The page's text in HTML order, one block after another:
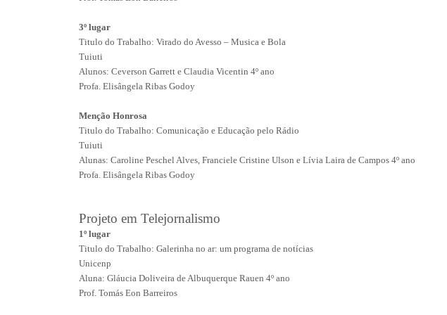
3º lugar
Titulo do Trabalho: Virado do Avesso – Musica e Bola
Tuiuti
Alunos: Ceverson Garrett e Claudia Vicentin 4º ano
Profa. Elisângela Ribas Godoy
Menção Honrosa
Titulo do Trabalho: Comunicação e Educação pelo Rádio
Tuiuti
Alunas: Caroline Peschel Alves, Franciele Cristine Ulson e Lívia Laira de Campos 4º ano
Profa. Elisângela Ribas Godoy
Projeto em Telejornalismo
1º lugar
Titulo do Trabalho: Galerinha no ar: um programa de notícias
Unicenp
Aluna: Gláucia Doliveira de Albuquerque Rauen 4º ano
Prof. Tomás Eon Barreiros